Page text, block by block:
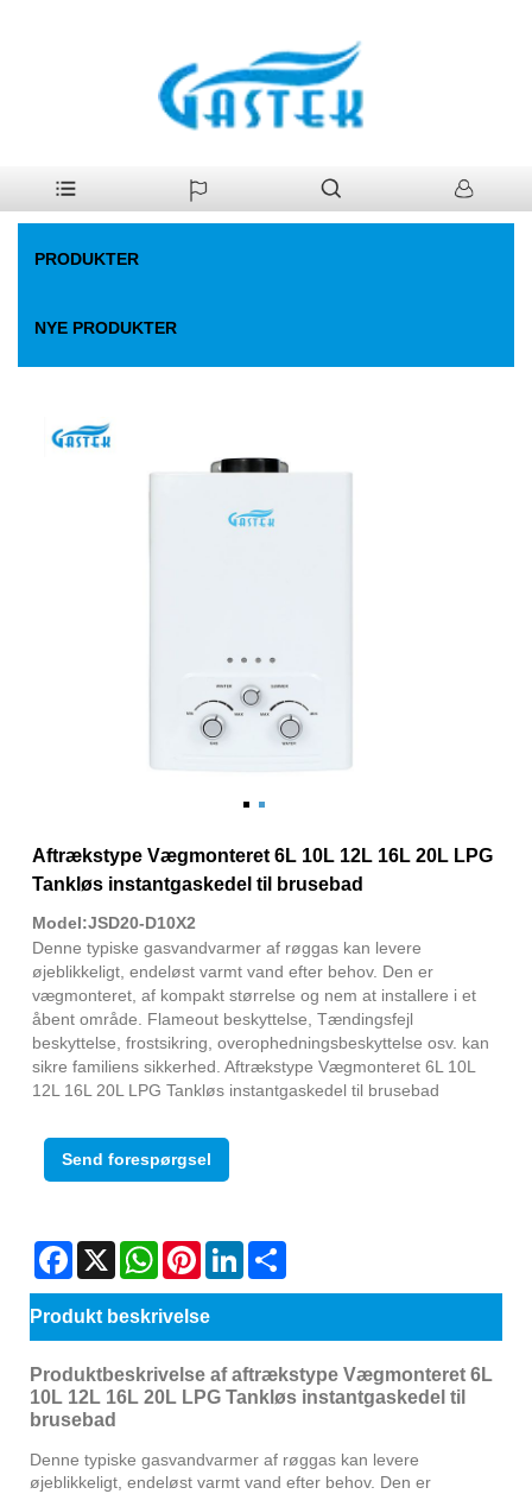
Fan-tvunget konstant temp.
PRODUKTER
NYE PRODUKTER
Aftrækstype Vægmonteret 6L 10L 12L 16L 20L LPG
Tankløs instantgaskedel til brusebad
Model:JSD20-D10X2
Denne typiske gasvandvarmer af røggas kan levere
øjeblikkeligt, endeløst varmt vand efter behov. Den er
vægmonteret, af kompakt størrelse og nem at installere i et
åbent område. Flameout beskyttelse, Tændingsfejl
beskyttelse, frostsikring, overophedningsbeskyttelse osv. kan
sikre familiens sikkerhed. Aftrækstype Vægmonteret 6L 10L
12L 16L 20L LPG Tankløs instantgaskedel til brusebad
Send forespørgsel
Facebook
X WhatsAppPinterestLinkedIn
Produkt beskrivelse
Produktbeskrivelse af aftrækstype Vægmonteret 6L
10L 12L 16L 20L LPG Tankløs instantgaskedel til
brusebad
Denne typiske gasvandvarmer af røggas kan levere
øjeblikkeligt, endeløst varmt vand efter behov. Den er